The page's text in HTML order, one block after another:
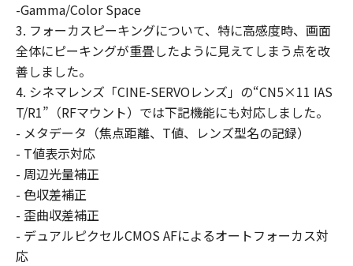
使用不能から生ずるいかなる損害（逸失利
益およびその他の派生的または付随的な損
害を含むがこれらに限定されない）につい
ても一切責任を負わないものとします。た
とえ、キヤノン、キヤノンの子会社、それ
らの販売代理店および販売店がかかる損害
の可能性について知らされていた場合でも
同様です。
(3) キヤノン、キヤノンの子会社、それらの
販売代理店および販売店、並びに、その他
「許諾ソフトウェア」の取扱者および頒布
者は、「許諾ソフトウェア」の使用に起因
-Gamma/Color Space
3. フォーカスピーキングについて、特に高感度時、画面
全体にピーキングが重畳したように見えてしまう点を改
善しました。
4. シネマレンズ「CINE-SERVOレンズ」の“CN5×11 IAS
T/R1”（RFマウント）では下記機能にも対応しました。
- メタデータ（焦点距離、T値、レンズ型名の記録）
- T値表示対応
- 周辺光量補正
- 色収差補正
- 歪曲収差補正
- デュアルピクセルCMOS AFによるオートフォーカス対
応